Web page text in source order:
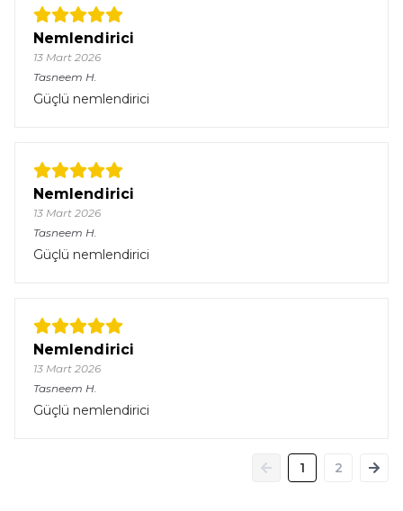
Nemlendirici
13 Mart 2026
Tasneem H.
Güçlü nemlendirici
Nemlendirici
13 Mart 2026
Tasneem H.
Güçlü nemlendirici
Nemlendirici
13 Mart 2026
Tasneem H.
Güçlü nemlendirici
1 2